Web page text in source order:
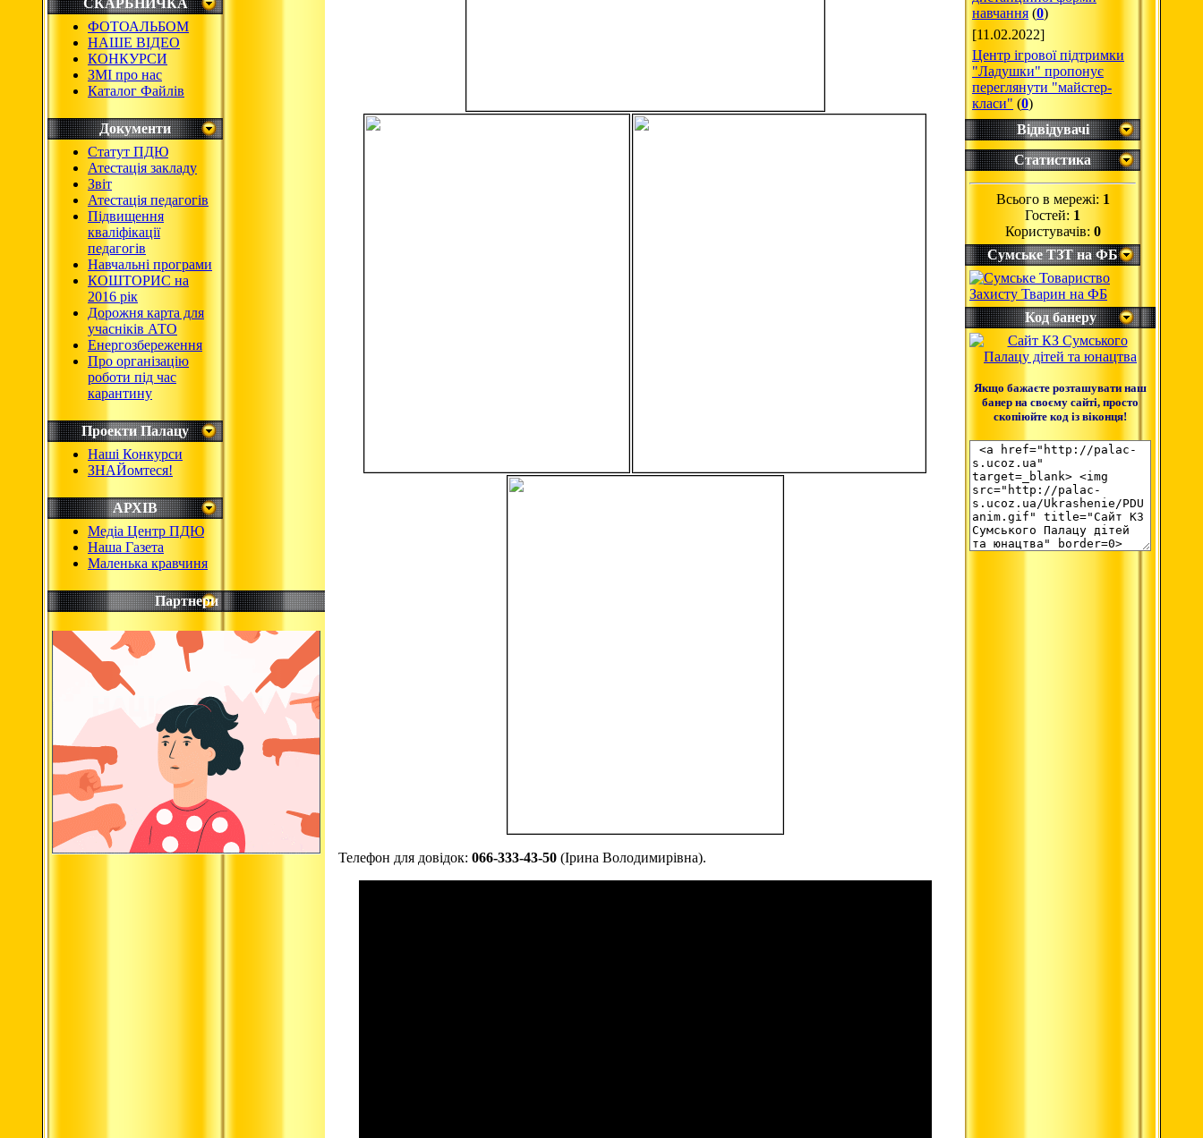
СКАРБНИЧКА
ФОТОАЛЬБОМ
НАШЕ ВІДЕО
КОНКУРСИ
ЗМІ про нас
Каталог Файлів
Документи
Статут ПДЮ
Атестація закладу
Звіт
Атестація педагогів
Підвищення
кваліфікації
педагогів
Навчальні програми
КОШТОРИС на
2016 рік
Дорожня карта для
учасніків АТО
Енергозбереження
Про організацію
роботи під час
карантину
Проекти Палацу
Наші Конкурси
ЗНАЙомтеся!
АРХІВ
Медіа Центр ПДЮ
Наша Газета
Маленька кравчиня
Партнери
Телефон для довідок: 066-333-43-50 (Ірина Володимирівна).
навчання (0)
[11.02.2022]
Центр ігрової підтримки
"Ладушки" пропонує
переглянути "майстер-
класи" (0)
Відвідувачі
Статистика
Всього в мережі: 1
Гостей: 1
Користувачів: 0
Сумське ТЗТ на ФБ
Код банеру
Якщо бажаєте розташувати наш
банер на своєму сайті, просто
скопіюйте код із віконця!